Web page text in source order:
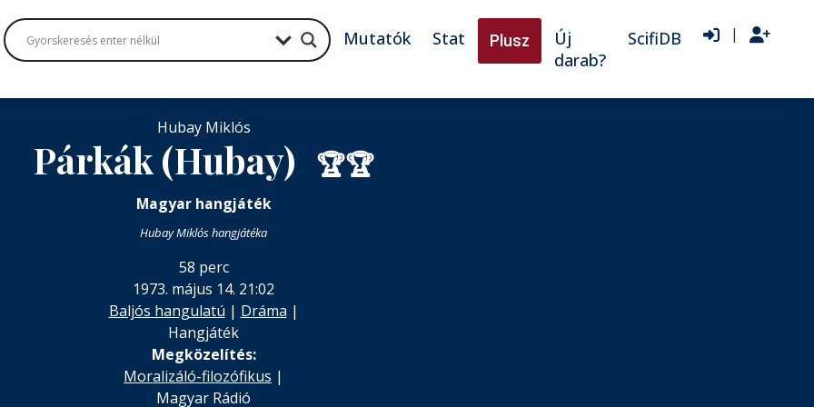
Mutatók Stat Plusz
Új
darab?
ScifiDB |
Hubay Miklós
Párkák (Hubay) 🏆🏆
Magyar hangjáték
Hubay Miklós hangjátéka
58 perc
1973. május 14. 21:02
Baljós hangulatú | Dráma |
Hangjáték
Megközelítés:
Moralizáló-filozófikus |
Magyar Rádió